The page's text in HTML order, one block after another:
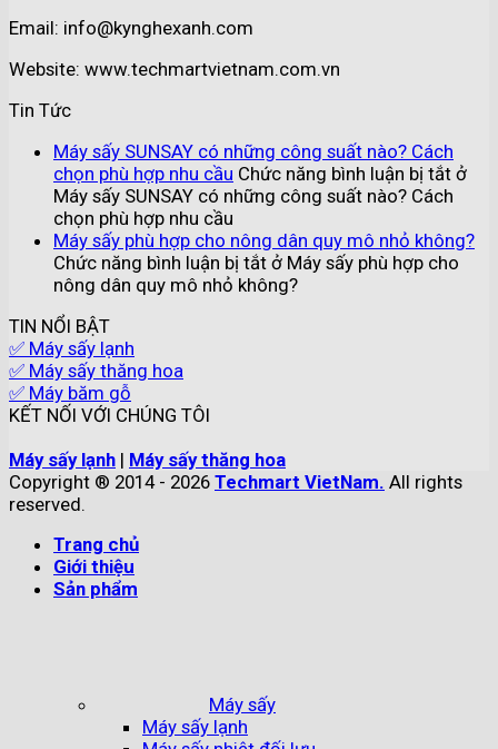
Email: info@kynghexanh.com
Website: www.techmartvietnam.com.vn
Tin Tức
Máy sấy SUNSAY có những công suất nào? Cách
chọn phù hợp nhu cầu Chức năng bình luận bị tắt ở
Máy sấy SUNSAY có những công suất nào? Cách
chọn phù hợp nhu cầu
Máy sấy phù hợp cho nông dân quy mô nhỏ không?
Chức năng bình luận bị tắt ở Máy sấy phù hợp cho
nông dân quy mô nhỏ không?
TIN NỔI BẬT
✅ Máy sấy lạnh
✅ Máy sấy thăng hoa
✅ Máy băm gỗ
KẾT NỐI VỚI CHÚNG TÔI
Máy sấy lạnh | Máy sấy thăng hoa
Copyright ® 2014 - 2026 Techmart VietNam. All rights
reserved.
Trang chủ
Giới thiệu
Sản phẩm
Máy sấy
Máy sấy lạnh